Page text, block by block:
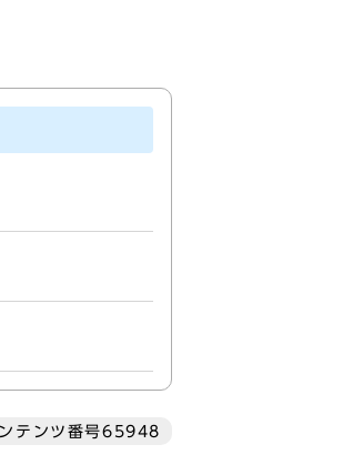
テンツ番号65948